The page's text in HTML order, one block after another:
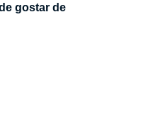
gostar de